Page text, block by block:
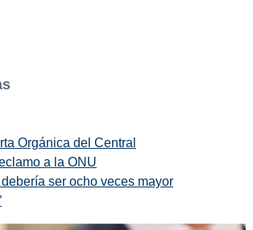
Orgánica del Central
a la ONU
ser ocho veces mayor